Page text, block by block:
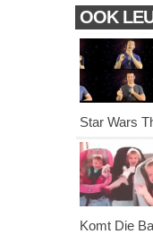
OOK
Star Wars
Komt Die